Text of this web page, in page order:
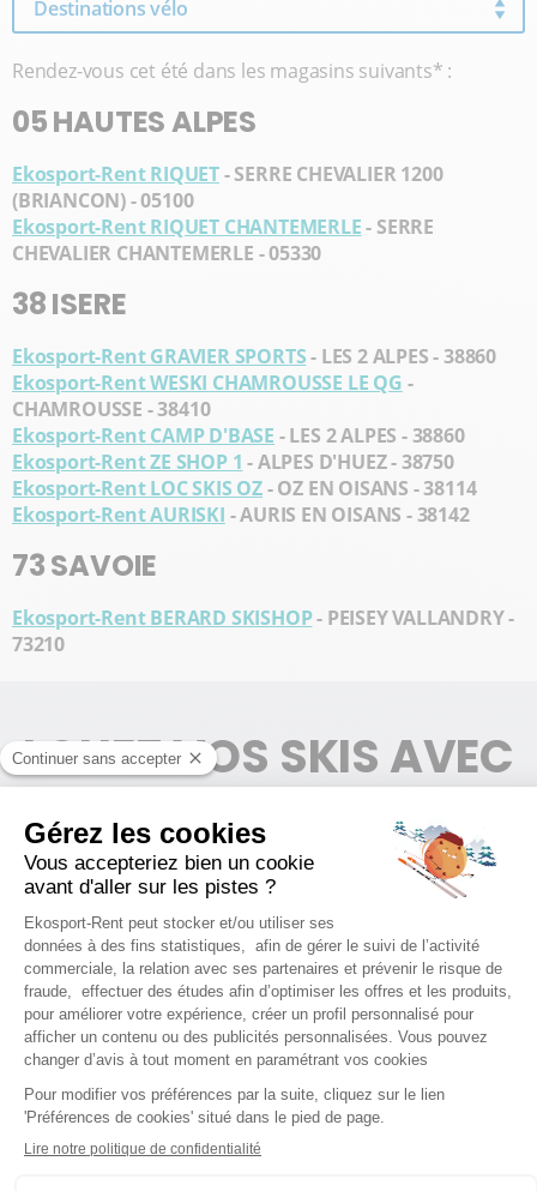
Destinations vélo
Rendez-vous cet été dans les magasins suivants* :
05 HAUTES ALPES
Ekosport-Rent RIQUET- SERRE CHEVALIER 1200
(BRIANCON) - 05100
Ekosport-Rent RIQUET CHANTEMERLE- SERRE
CHEVALIER CHANTEMERLE - 05330
38 ISERE
Ekosport-Rent GRAVIER SPORTS- LES 2 ALPES - 38860
Ekosport-Rent WESKI CHAMROUSSE LE QG -
CHAMROUSSE - 38410
Ekosport-Rent CAMP D'BASE - LES 2 ALPES - 38860
Ekosport-Rent ZE SHOP 1 - ALPES D'HUEZ - 38750
Ekosport-Rent LOC SKIS OZ- OZ EN OISANS - 38114
Ekosport-Rent AURISKI - AURIS EN OISANS - 38142
73 SAVOIE
Ekosport-Rent BERARD SKISHOP- PEISEY VALLANDRY -
73210
LOUEZ VOS SKIS AVEC
EKOSPORT-RENT
La garantie d'un matériel et d'un service de qualité
RÉSERVEZ VOTRE MATÉRIEL
STATIONS DE SKI
Location ski Courchevel